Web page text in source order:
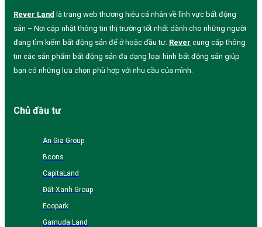
Rever Land là trang web thương hiệu cá nhân về lĩnh vực bất động
sản – Nơi cập nhật thông tin thị trường tốt nhất dành cho những người
đang tìm kiếm bất động sản để ở hoặc đầu tư. Rever cung cấp thông
tin các sản phẩm bất động sản đa dạng loại hình bất động sản giúp
bạn có những lựa chọn phù hợp với nhu cầu của mình.
Chủ đầu tư
An Gia Group
Bcons
CapitaLand
Đất Xanh Group
Ecopark
Gamuda Land